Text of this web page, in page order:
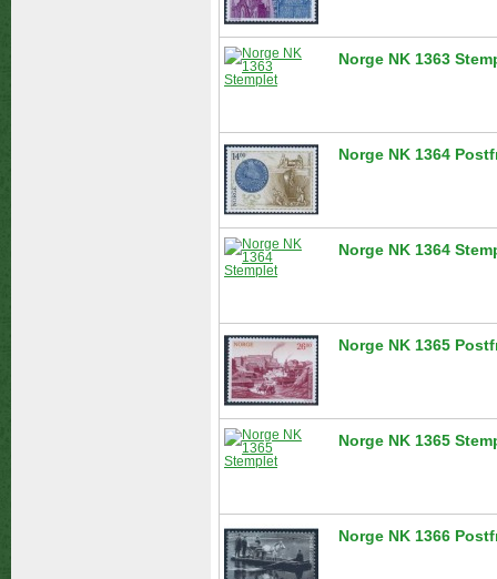
Norge NK 1363
Norge NK 1364
Norge NK 1364
Norge NK 1365
Norge NK 1365
Norge NK 1366